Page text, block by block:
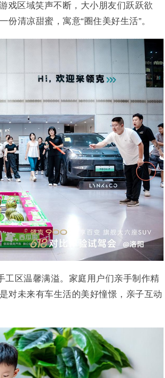
戏区域笑声不断，大小朋友们跃跃欲
清凉甜蜜，寓意“圈住美好生活”。
工区温馨满溢。家庭用户们亲手制作精
对未来有车生活的美好憧憬，亲子互动